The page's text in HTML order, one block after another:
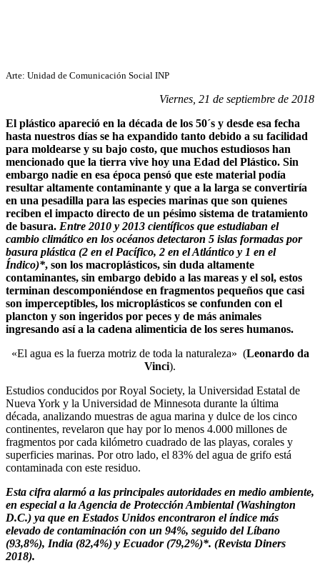
Arte: Unidad de Comunicación Social INP
Viernes, 21 de septiembre de 2018
El plástico apareció en la década de los 50´s y desde esa fecha
hasta nuestros días se ha expandido tanto debido a su facilidad
para moldearse y su bajo costo, que muchos estudiosos han
mencionado que la tierra vive hoy una Edad del Plástico. Sin
embargo nadie en esa época pensó que este material podía
resultar altamente contaminante y que a la larga se convertiría
en una pesadilla para las especies marinas que son quienes
reciben el impacto directo de un pésimo sistema de tratamiento
de basura. Entre 2010 y 2013 científicos que estudiaban el
cambio climático en los océanos detectaron 5 islas formadas por
basura plástica (2 en el Pacífico, 2 en el Atlántico y 1 en el
Índico)*, son los macroplásticos, sin duda altamente
contaminantes, sin embargo debido a las mareas y el sol, estos
terminan descomponiéndose en fragmentos pequeños que casi
son imperceptibles, los microplásticos se confunden con el
plancton y son ingeridos por peces y de más animales
ingresando así a la cadena alimenticia de los seres humanos.
«El agua es la fuerza motriz de toda la naturaleza» (Leonardo da
Vinci).
Estudios conducidos por Royal Society, la Universidad Estatal de
Nueva York y la Universidad de Minnesota durante la última
década, analizando muestras de agua marina y dulce de los cinco
continentes, revelaron que hay por lo menos 4.000 millones de
fragmentos por cada kilómetro cuadrado de las playas, corales y
superficies marinas. Por otro lado, el 83% del agua de grifo está
contaminada con este residuo.
Esta cifra alarmó a las principales autoridades en medio ambiente,
en especial a la Agencia de Protección Ambiental (Washington
D.C.) ya que en Estados Unidos encontraron el índice más
elevado de contaminación con un 94%, seguido del Líbano
(93,8%), India (82,4%) y Ecuador (79,2%)*. (Revista Diners
2018).